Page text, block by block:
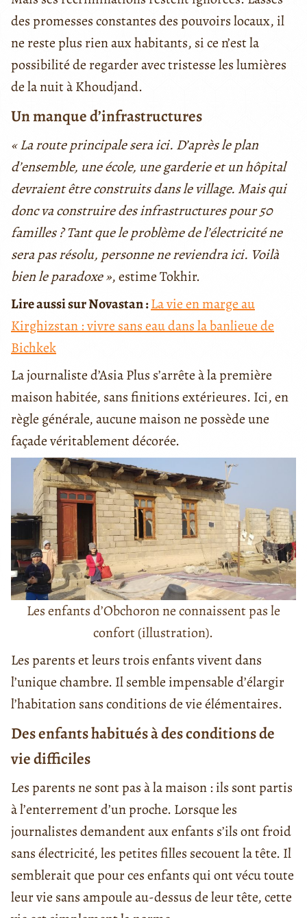
des promesses constantes des pouvoirs locaux, il
ne reste plus rien aux habitants, si ce n’est la
possibilité de regarder avec tristesse les lumières
de la nuit à Khoudjand.
Un manque d’infrastructures
« La route principale sera ici. D’après le plan
d’ensemble, une école, une garderie et un hôpital
devraient être construits dans le village. Mais qui
donc va construire des infrastructures pour 50
familles ? Tant que le problème de l’électricité ne
sera pas résolu, personne ne reviendra ici. Voilà
bien le paradoxe », estime Tokhir.
Lire aussi sur Novastan :La vie en marge au
Kirghizstan : vivre sans eau dans la banlieue de
Bichkek
La journaliste d’Asia Plus s’arrête à la première
maison habitée, sans finitions extérieures. Ici, en
règle générale, aucune maison ne possède une
façade véritablement décorée.
Les enfants d’Obchoron ne connaissent pas le
confort (illustration).
Les parents et leurs trois enfants vivent dans
l’unique chambre. Il semble impensable d’élargir
l’habitation sans conditions de vie élémentaires.
Des enfants habitués à des conditions de
vie difficiles
Les parents ne sont pas à la maison : ils sont partis
à l’enterrement d’un proche. Lorsque les
journalistes demandent aux enfants s’ils ont froid
sans électricité, les petites filles secouent la tête. Il
semblerait que pour ces enfants qui ont vécu toute
leur vie sans ampoule au-dessus de leur tête, cette